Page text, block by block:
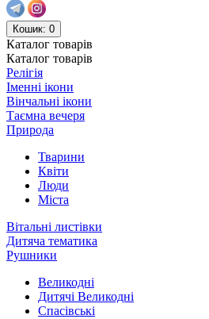
Кошик: 0
Каталог товарів
Каталог товарів
Релігія
Іменні ікони
Вінчальні ікони
Таємна вечеря
Природа
Тварини
Квіти
Люди
Міста
Вітальні листівки
Дитяча тематика
Рушники
Великодні
Дитячі Великодні
Спасівські